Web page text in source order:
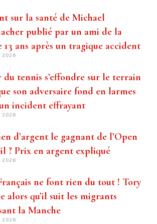
sur la santé de Michael
publié par un ami de la
ans après un tragique accident
du tennis s’effondre sur le terrain
son adversaire fond en larmes
incident effrayant
d’argent le gagnant de l’Open
? Prix ​​en argent expliqué
ne font rien du tout ! Tory
alors qu’il suit les migrants
la Manche